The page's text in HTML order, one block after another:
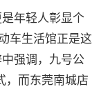
年轻人彰显个
车生活馆正是这
强调，九号公
，而东莞南城店